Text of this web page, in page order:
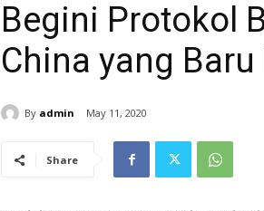
Begini Protokol
China yang
By admin May 11, 2020
Share